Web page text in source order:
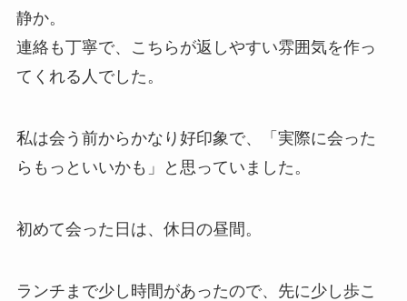
静か。
連絡も丁寧で、こちらが返しやすい雰囲気を作っ
てくれる人でした。
私は会う前からかなり好印象で、「実際に会った
らもっといいかも」と思っていました。
初めて会った日は、休日の昼間。
ランチまで少し時間があったので、先に少し歩こ